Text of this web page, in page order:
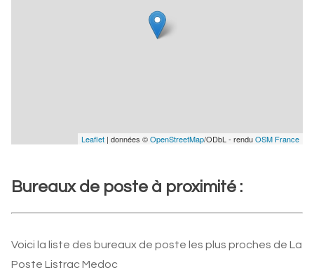
Leaflet | données ©OpenStreetMap/ODbL - renduOSM France
Bureaux de poste à proximité :
Voici la liste des bureaux de poste les plus proches de La
Poste Listrac Medoc